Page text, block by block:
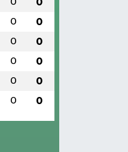
0 0
0 0
0 0
0 0
0 0